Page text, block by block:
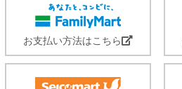
お支払い方法はこちら